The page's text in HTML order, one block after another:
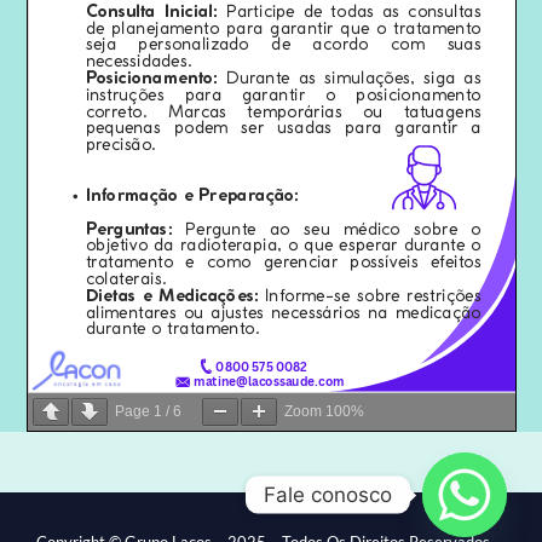
Page 1 /6 Zoom 100%
Fale conosco